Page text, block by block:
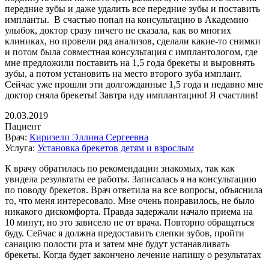
передние зубы и даже удалить все передние зубы и поставить
импланты. В счастью попал на консультацию в Академию
улыбок, доктор сразу ничего не сказала, как во многих
клиниках, но провели ряд анализов, сделали какие-то снимки
и потом была совместная консультация с имплантологом, где
мне предложили поставить на 1,5 года брекеты и выровнять
зубы, а потом установить на место второго зуба имплант.
Сейчас уже прошли эти долгожданные 1,5 года и недавно мне
доктор сняла брекеты! Завтра иду имплантацию! Я счастлив!
20.03.2019
Пациент
Врач: Киризели Эллина Сергеевна
Услуга: Установка брекетов детям и взрослым
К врачу обратилась по рекомендации знакомых, так как
увидела результаты ее работы. Записалась я на консультацию
по поводу брекетов. Врач ответила на все вопросы, объяснила
то, что меня интересовало. Мне очень понравилось, не было
никакого дискомфорта. Правда задержали начало приема на
10 минут, но это зависело не от врача. Повторно обращаться
буду. Сейчас я должна предоставить слепки зубов, пройти
санацию полости рта и затем мне будут устанавливать
брекеты. Когда будет закончено лечение напишу о результатах